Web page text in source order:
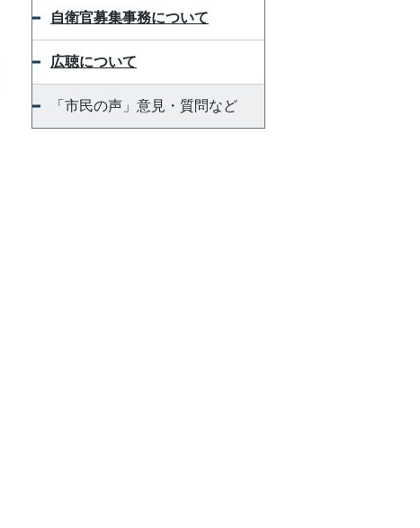
自衛官募集事務について
広聴について
「市民の声」意見・質問など